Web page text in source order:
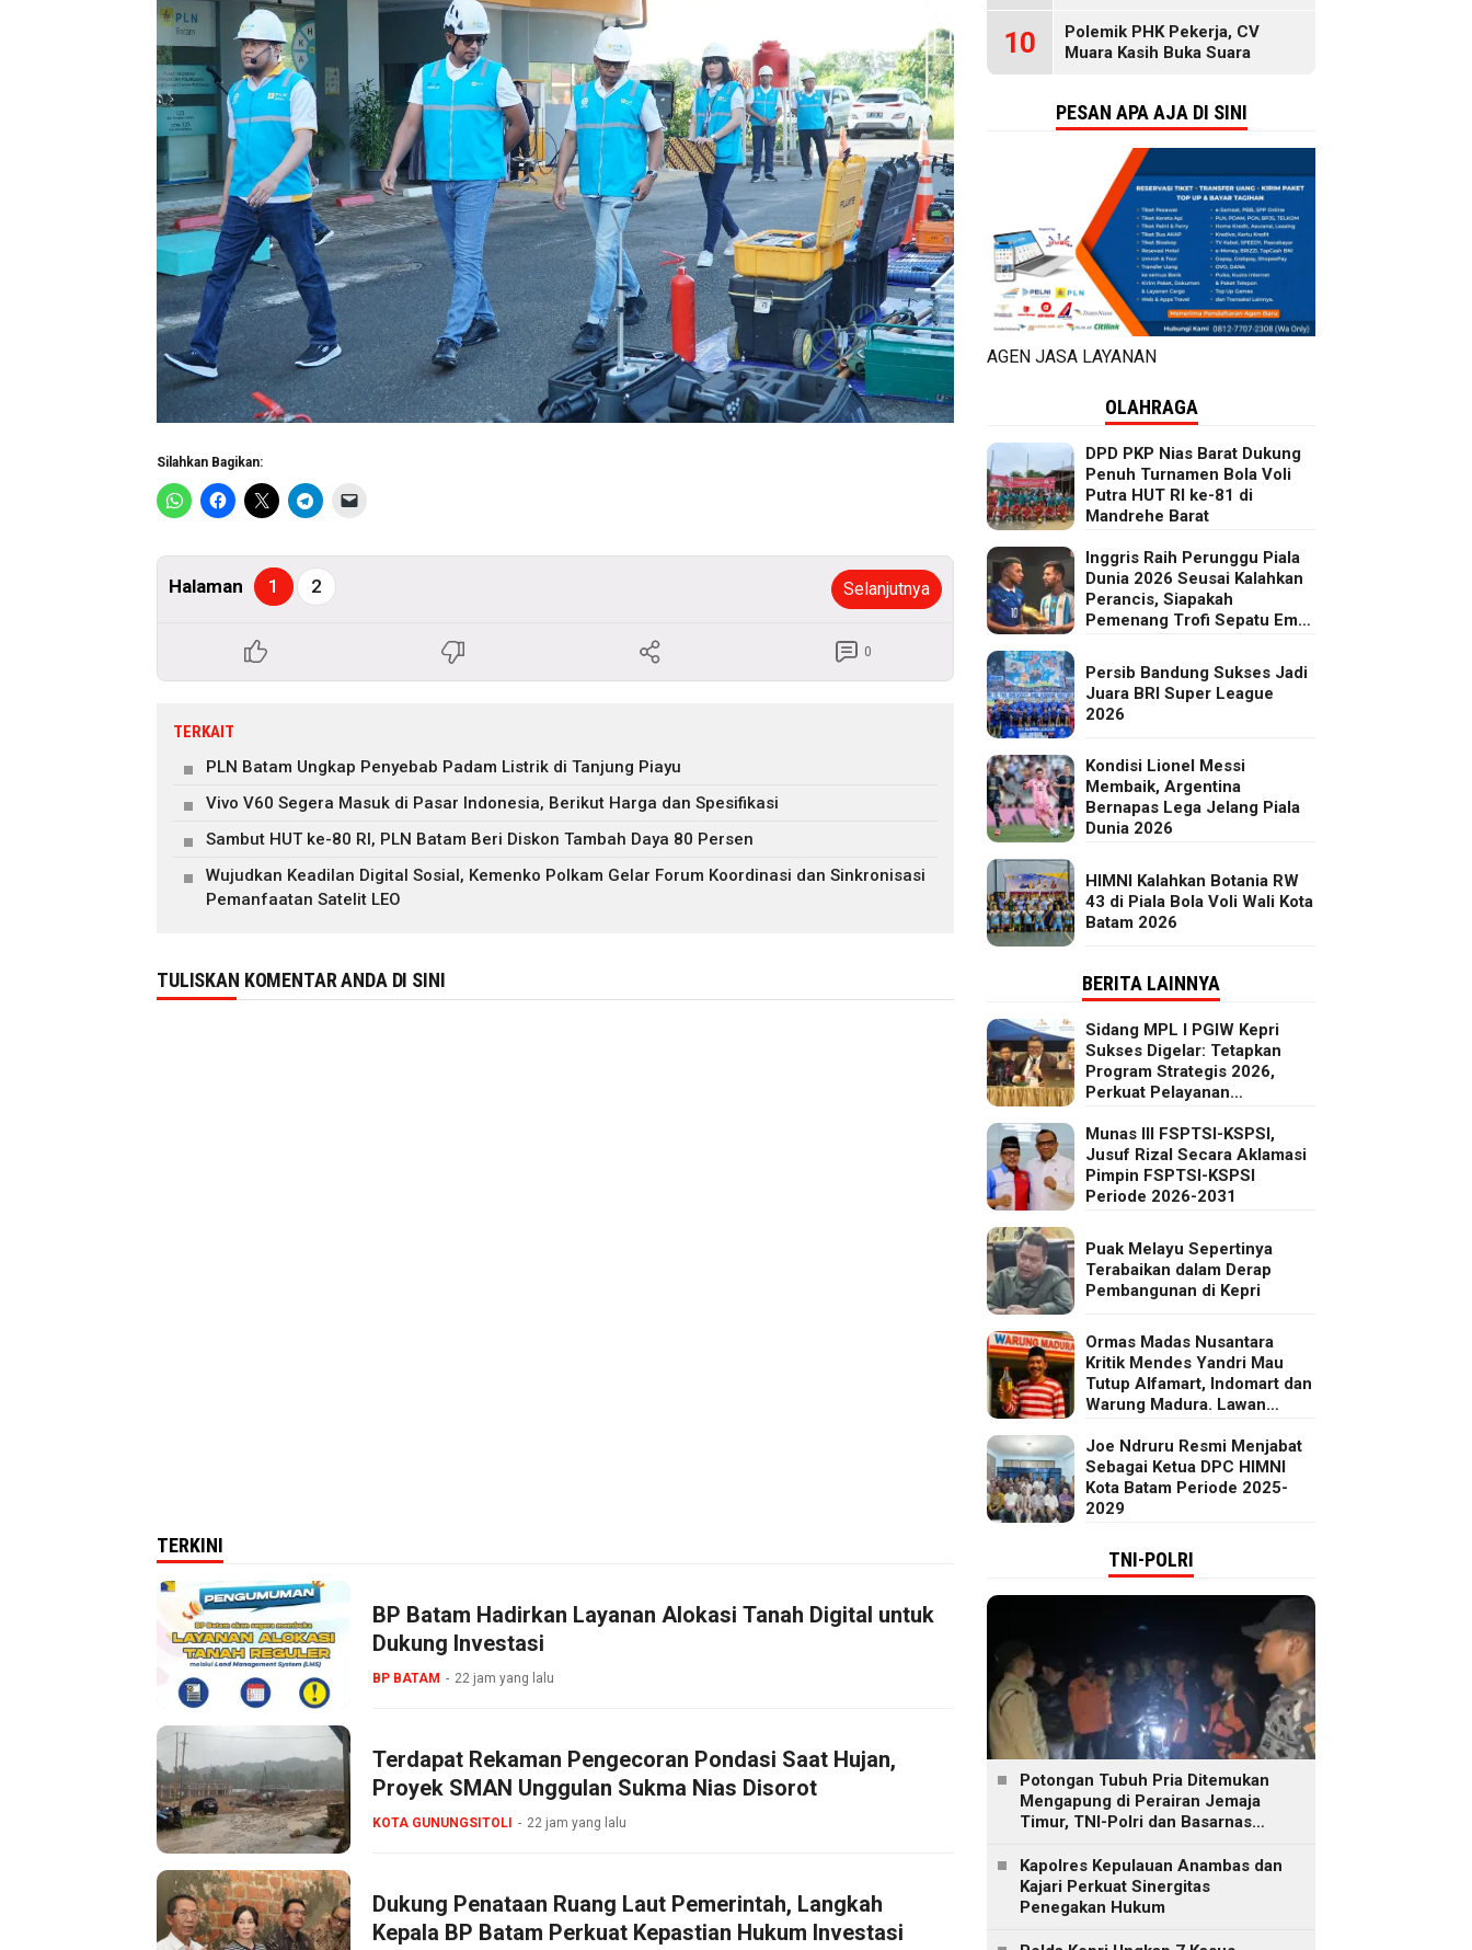
Silahkan Bagikan:
Halaman 1 2 Selanjutnya
0
TERKAIT
PLN Batam Ungkap Penyebab Padam Listrik di Tanjung Piayu
Vivo V60 Segera Masuk di Pasar Indonesia, Berikut Harga dan Spesifikasi
Sambut HUT ke-80 RI, PLN Batam Beri Diskon Tambah Daya 80 Persen
Wujudkan Keadilan Digital Sosial, Kemenko Polkam Gelar Forum Koordinasi dan Sinkronisasi
Pemanfaatan Satelit LEO
TULISKAN KOMENTAR ANDA DI SINI
TERKINI
BP Batam Hadirkan Layanan Alokasi Tanah Digital untuk
Dukung Investasi
BP BATAM 22 jam yang lalu
Terdapat Rekaman Pengecoran Pondasi Saat Hujan,
Proyek SMAN Unggulan Sukma Nias Disorot
KOTA GUNUNGSITOLI 22 jam yang lalu
Dukung Penataan Ruang Laut Pemerintah, Langkah
Kepala BP Batam Perkuat Kepastian Hukum Investasi
10
Polemik PHK Pekerja, CV
Muara Kasih Buka Suara
PESAN APA AJA DI SINI
AGEN JASA LAYANAN
OLAHRAGA
DPD PKP Nias Barat Dukung
Penuh Turnamen Bola Voli
Putra HUT RI ke-81 di
Mandrehe Barat
Inggris Raih Perunggu Piala
Dunia 2026 Seusai Kalahkan
Perancis, Siapakah
Pemenang Trofi Sepatu Emas
Persib Bandung Sukses Jadi
Juara BRI Super League
2026
Kondisi Lionel Messi
Membaik, Argentina
Bernapas Lega Jelang Piala
Dunia 2026
HIMNI Kalahkan Botania RW
43 di Piala Bola Voli Wali Kota
Batam 2026
BERITA LAINNYA
Sidang MPL I PGIW Kepri
Sukses Digelar: Tetapkan
Program Strategis 2026,
Perkuat Pelayanan
Sosial
Munas III FSPTSI-KSPSI,
Jusuf Rizal Secara Aklamasi
Pimpin FSPTSI-KSPSI
Periode 2026-2031
Puak Melayu Sepertinya
Terabaikan dalam Derap
Pembangunan di Kepri
Ormas Madas Nusantara
Kritik Mendes Yandri Mau
Tutup Alfamart, Indomart dan
Warung Madura. Lawan
Joe Ndruru Resmi Menjabat
Sebagai Ketua DPC HIMNI
Kota Batam Periode 2025-
2029
TNI-POLRI
Potongan Tubuh Pria Ditemukan
Mengapung di Perairan Jemaja
Timur, TNI-Polri dan Basarnas
Kapolres Kepulauan Anambas dan
Kajari Perkuat Sinergitas
Penegakan Hukum